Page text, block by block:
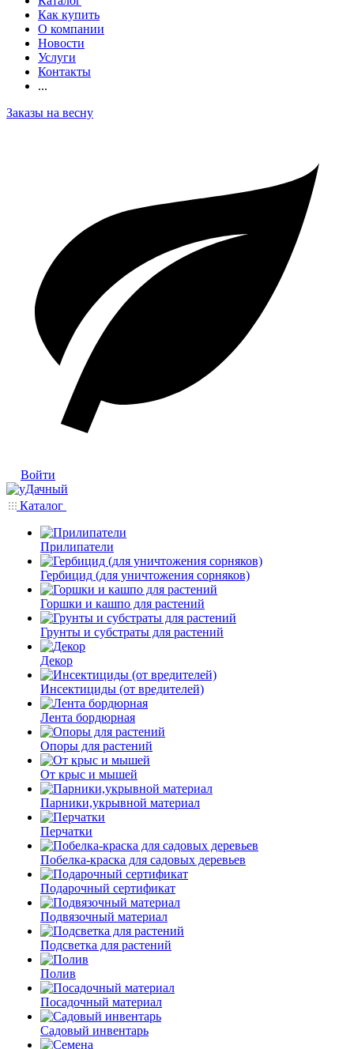
Как купить
О компании
Новости
Услуги
Контакты
...
Заказы на весну
Войти
Каталог
Прилипатели
Гербицид (для уничтожения сорняков)
Горшки и кашпо для растений
Грунты и субстраты для растений
Декор
Инсектициды (от вредителей)
Лента бордюрная
Опоры для растений
От крыс и мышей
Парники,укрывной материал
Перчатки
Побелка-краска для садовых деревьев
Подарочный сертификат
Подвязочный материал
Подсветка для растений
Полив
Посадочный материал
Садовый инвентарь